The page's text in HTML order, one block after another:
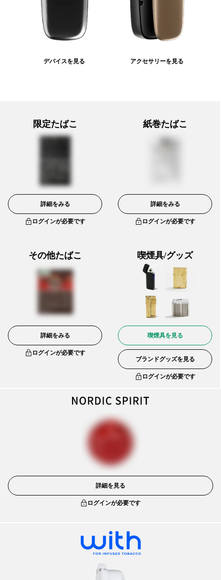
デバイスを見る アクセサリーを見る
限定たばこ
詳細をみる
ログインが必要です
紙巻たばこ
詳細をみる
ログインが必要です
その他たばこ
詳細をみる
ログインが必要です
喫煙具/グッズ
喫煙具を見る
ブランドグッズを見る
ログインが必要です
詳細を見る
ログインが必要です